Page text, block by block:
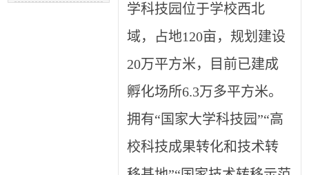
学科技园位于学校西北
域，占地120亩，规划建设
20万平方米，目前已建成
孵化场所6.3万多平方米。
拥有“国家大学科技园”“高
校科技成果转化和技术转